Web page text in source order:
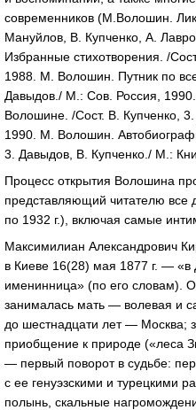
современников (М.Волошин.
Мануйлов, В. Купченко, А.
Избранные стихотворения. /
1988. М. Волошин. Путник по
Давыдов./ М.: Сов. Россия,
Волошине. /Сост. В. Купченко,
1990. М. Волошин.
3. Давыдов, В. Купченко./ М.:
Процесс открытия Волошина
представляющий читателю все
по 1932 г.), включая самые
Максимилиан Александрович
в Киеве 16(28) мая 1877 г. — «в
именинница» (по его словам).
занималась мать — волевая и
до шестнадцати лет — Москва;
приобщение к природе («леса
— первый поворот в судьбе:
с ее генуэзскими и турецкими
полынь, скальные